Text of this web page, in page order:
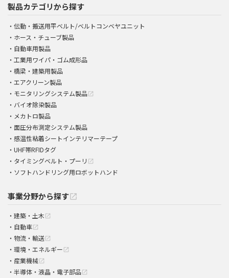
製品カテゴリから探す
伝動・搬送用平ベルト/ベルトコンベヤユニット
ホース・チューブ製品
自動車用製品
工業用ワイパ・ゴム成形品
橋梁・建築用製品
エアクリーン製品
モニタリングシステム製品 open_in_new
バイオ除染製品
メカトロ製品
面圧分布測定システム製品
感温性粘着シートインテリマーテープ
UHF帯RFIDタグ
タイミングベルト・プーリ open_in_new
ソフトハンドリング用ロボットハンド
事業分野から探すopen_in_new
建築・土木 open_in_new
自動車 open_in_new
物流・輸送 open_in_new
環境・エネルギー open_in_new
産業機械 open_in_new
半導体・液晶・電子部品 open_in_new